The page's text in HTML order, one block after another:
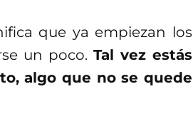
que ya empiezan los
un poco. Tal vez estás
algo que no se quede